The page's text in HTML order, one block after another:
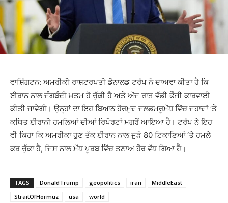
ਵਾਸ਼ਿੰਗਟਨ: ਅਮਰੀਕੀ ਰਾਸ਼ਟਰਪਤੀ ਡੋਨਾਲਡ ਟਰੰਪ ਨੇ ਦਾਅਵਾ ਕੀਤਾ ਹੈ ਕਿ
ਈਰਾਨ ਨਾਲ ਜੰਗਬੰਦੀ ਖ਼ਤਮ ਹੋ ਚੁੱਕੀ ਹੈ ਅਤੇ ਅੱਜ ਰਾਤ ਵੱਡੀ ਫੌਜੀ ਕਾਰਵਾਈ
ਕੀਤੀ ਜਾਵੇਗੀ। ਉਨ੍ਹਾਂ ਦਾ ਇਹ ਬਿਆਨ ਹੋਰਮੁਜ਼ ਜਲਡਮਰੂਮੱਧ ਵਿੱਚ ਜਹਾਜ਼ਾਂ ‘ਤੇ
ਕਥਿਤ ਈਰਾਨੀ ਹਮਲਿਆਂ ਦੀਆਂ ਰਿਪੋਰਟਾਂ ਮਗਰੋਂ ਆਇਆ ਹੈ। ਟਰੰਪ ਨੇ ਇਹ
ਵੀ ਕਿਹਾ ਕਿ ਅਮਰੀਕਾ ਹੁਣ ਤੱਕ ਈਰਾਨ ਨਾਲ ਜੁੜੇ 80 ਟਿਕਾਣਿਆਂ ‘ਤੇ ਹਮਲੇ
ਕਰ ਚੁੱਕਾ ਹੈ, ਜਿਸ ਨਾਲ ਮੱਧ ਪੂਰਬ ਵਿੱਚ ਤਣਾਅ ਹੋਰ ਵੱਧ ਗਿਆ ਹੈ।
TAGS DonaldTrump geopolitics iran
MiddleEast
StraitOfHormuz
usa world